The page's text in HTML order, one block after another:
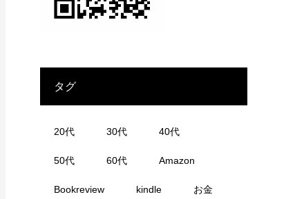
タグ
20代 30代 40代
50代 60代 Amazon
Bookreview kindle お金